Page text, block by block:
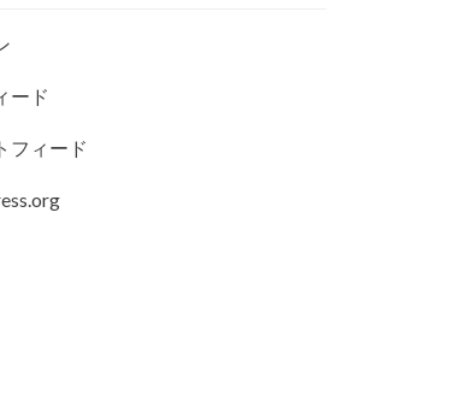
ード
フィード